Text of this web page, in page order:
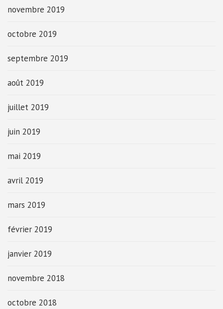
novembre 2019
octobre 2019
septembre 2019
août 2019
juillet 2019
juin 2019
mai 2019
avril 2019
mars 2019
février 2019
janvier 2019
novembre 2018
octobre 2018